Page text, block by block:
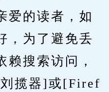
的读者，如
，为了避免丢
赖搜索访问，
揽器]或[Firef